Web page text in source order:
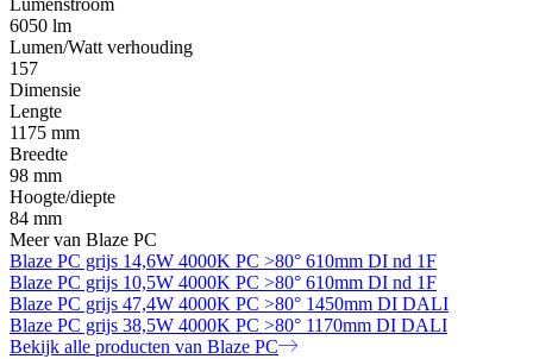
Lumenstroom
6050 lm
Lumen/Watt verhouding
157
Dimensie
Lengte
1175 mm
Breedte
98 mm
Hoogte/diepte
84 mm
Meer van Blaze PC
Blaze PC grijs 14,6W 4000K PC >80° 610mm DI nd 1F
Blaze PC grijs 10,5W 4000K PC >80° 610mm DI nd 1F
Blaze PC grijs 47,4W 4000K PC >80° 1450mm DI DALI
Blaze PC grijs 38,5W 4000K PC >80° 1170mm DI DALI
Bekijk alle producten van Blaze PC